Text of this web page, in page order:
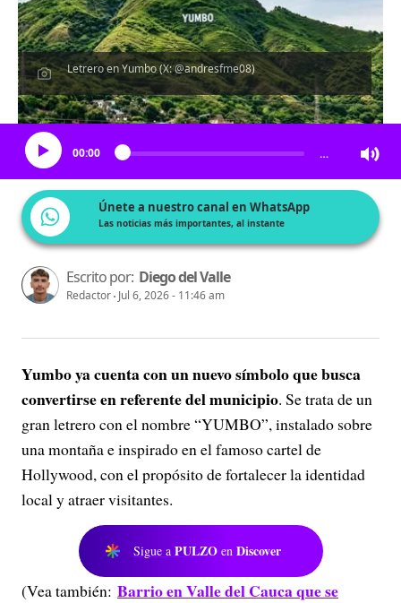
Letrero en Yumbo (X: @andresfme08)
Escucha el artículo
00:00 …
Únete a nuestro canal en WhatsApp
Las noticias más importantes, al instante
Escrito por: Diego del Valle
Redactor Jul 6, 2026 - 11:46 am
Yumbo ya cuenta con un nuevo símbolo que busca
convertirse en referente del municipio. Se trata de un
gran letrero con el nombre “YUMBO”, instalado sobre
una montaña e inspirado en el famoso cartel de
Hollywood, con el propósito de fortalecer la identidad
local y atraer visitantes.
Sigue a PULZO en Discover
(Vea también: Barrio en Valle del Cauca que se